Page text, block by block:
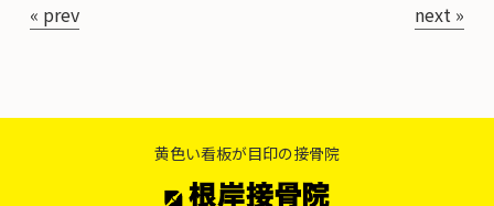
« prev next »
黄色い看板が目印の接骨院